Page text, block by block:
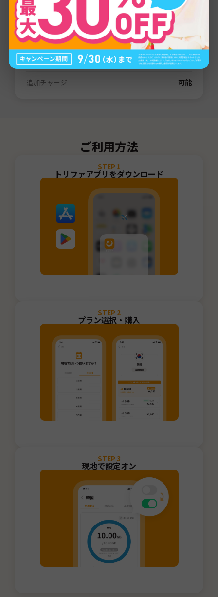
有効期間 7日間/15日間/31日間 60日間
電話番号（SMS） なし
デザリング 可能
追加チャージ 可能
ご利用方法
STEP 1
トリファアプリをダウンロード
STEP 2
プラン選択・購入
STEP 3
現地で設定オン